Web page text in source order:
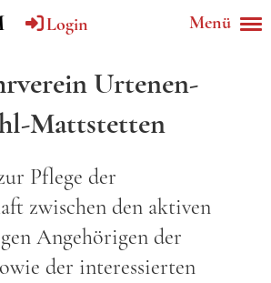
Menü
Login
Urtenen-
Mattstetten
Pflege der
zwischen den aktiven
Angehörigen der
der interessierten